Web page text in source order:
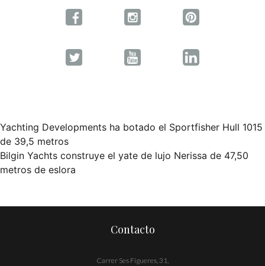
Navegación
de
Yachting Developments ha botado el Sportfisher Hull 1015
de 39,5 metros
Bilgin Yachts construye el yate de lujo Nerissa de 47,50
metros de eslora
Contacto
Carrer Ses Figueres, 31,